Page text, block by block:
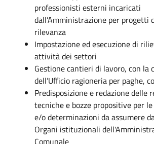
professionisti esterni incaricati
dall’Amministrazione per progetti
rilevanza
Impostazione ed esecuzione di
attività dei settori
Gestione cantieri di lavoro, con la
dell’Ufficio ragioneria per paghe,
Predisposizione e redazione delle
tecniche e bozze propositive per
e/o determinazioni da assumere
Organi istituzionali
Comunale